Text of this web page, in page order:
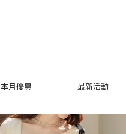
本月優惠 最新活動